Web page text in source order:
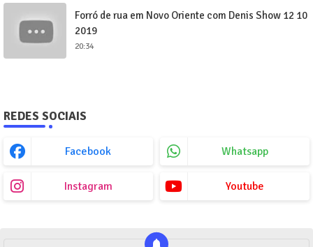
Forró de rua em Novo Oriente com Denis Show 12 10
2019
20:34
REDES SOCIAIS
Facebook Whatsapp
Instagram Youtube